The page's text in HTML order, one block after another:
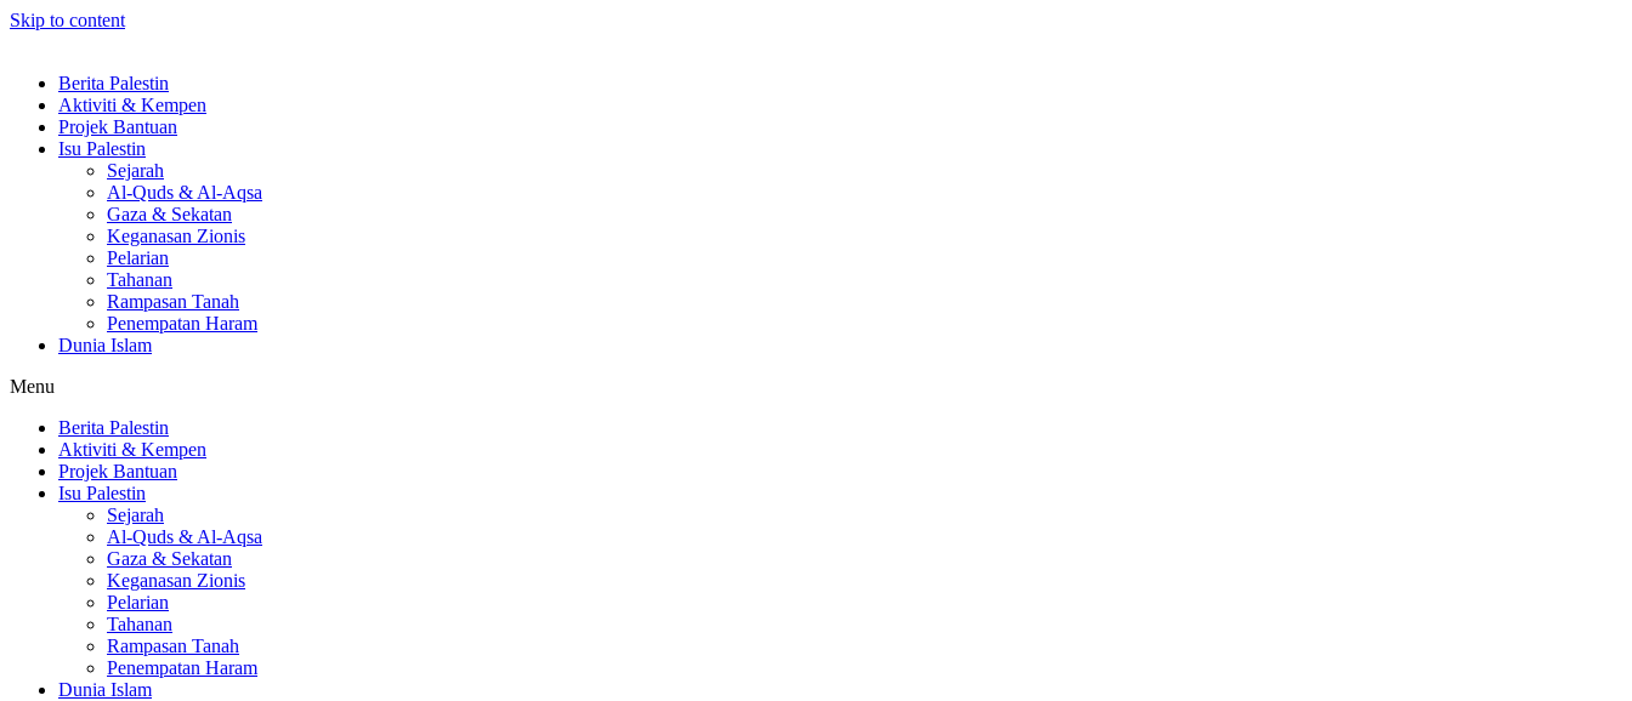
Skip to content
Berita Palestin
Aktiviti & Kempen
Projek Bantuan
Isu Palestin
Sejarah
Al-Quds & Al-Aqsa
Gaza & Sekatan
Keganasan Zionis
Pelarian
Tahanan
Rampasan Tanah
Penempatan Haram
Dunia Islam
Menu
Berita Palestin
Aktiviti & Kempen
Projek Bantuan
Isu Palestin
Sejarah
Al-Quds & Al-Aqsa
Gaza & Sekatan
Keganasan Zionis
Pelarian
Tahanan
Rampasan Tanah
Penempatan Haram
Dunia Islam